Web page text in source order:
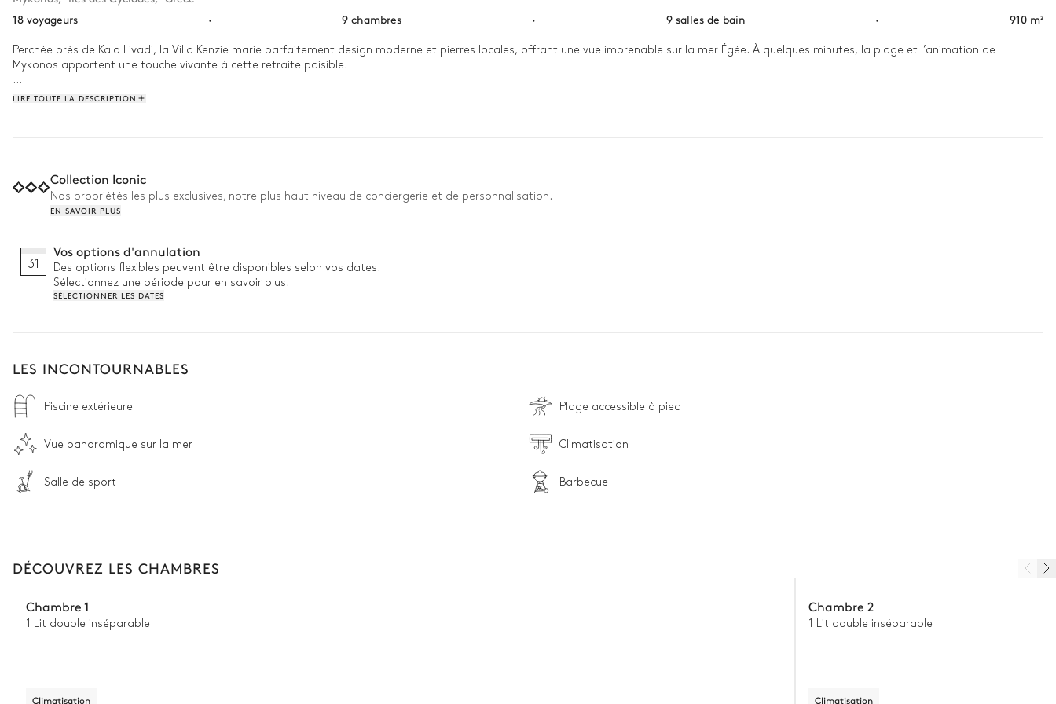
18 voyageurs
· 9 chambres · 9 salles de bain · 910 m²
Perchée près de Kalo Livadi, la Villa Kenzie marie parfaitement design moderne et pierres locales, offrant une vue imprenable sur la mer Égée. À quelques minutes, la plage et l’animation de
Mykonos apportent une touche vivante à cette retraite paisible.
Réveillez-vous avec le chant des oiseaux, étendez-vous sur la terrasse pour savourer un café tout en observant les premiers rayons du soleil sur l’horizon. Après un plongeon revitalisant dans la
LIRE TOUTE LA DESCRIPTION
Collection Iconic
Nos propriétés les plus exclusives, notre plus haut niveau de conciergerie et de personnalisation.
EN SAVOIR PLUS
31
Vos options d'annulation
Des options flexibles peuvent être disponibles selon vos dates.
Sélectionnez une période pour en savoir plus.
SÉLECTIONNER LES DATES
LES INCONTOURNABLES
Piscine extérieure Plage accessible à pied
Vue panoramique sur la mer Climatisation
Salle de sport Barbecue
DÉCOUVREZ LES CHAMBRES
Chambre 1
1 Lit double inséparable
Climatisation
Chambre 2
1 Lit double inséparable
Climatisation